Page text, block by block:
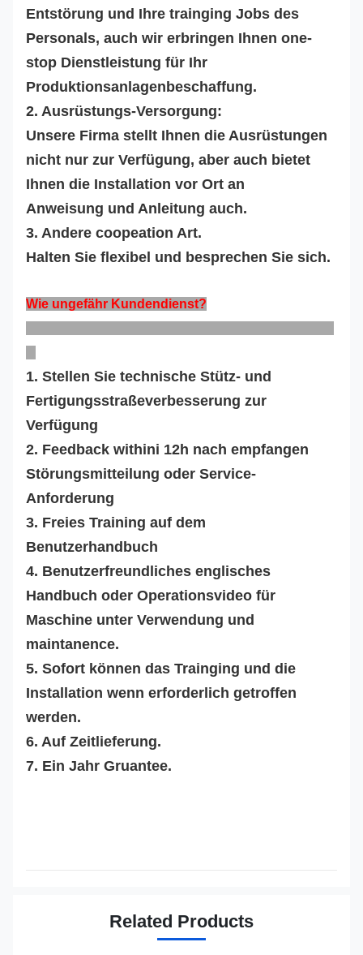
Entstörung und Ihre trainging Jobs des
Personals, auch wir erbringen Ihnen one-
stop Dienstleistung für Ihr
Produktionsanlagenbeschaffung.
2. Ausrüstungs-Versorgung:
Unsere Firma stellt Ihnen die Ausrüstungen
nicht nur zur Verfügung, aber auch bietet
Ihnen die Installation vor Ort an
Anweisung und Anleitung auch.
3. Andere coopeation Art.
Halten Sie flexibel und besprechen Sie sich.
Wie ungefähr Kundendienst?
1. Stellen Sie technische Stütz- und
Fertigungsstraßeverbesserung zur
Verfügung
2. Feedback withini 12h nach empfangen
Störungsmitteilung oder Service-
Anforderung
3. Freies Training auf dem
Benutzerhandbuch
4. Benutzerfreundliches englisches
Handbuch oder Operationsvideo für
Maschine unter Verwendung und
maintanence.
5. Sofort können das Trainging und die
Installation wenn erforderlich getroffen
werden.
6. Auf Zeitlieferung.
7. Ein Jahr Gruantee.
Related Products